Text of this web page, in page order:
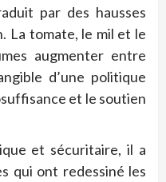
par des hausses
La tomate, le mil et le
augmenter entre
d’une politique
et le soutien
et sécuritaire, il a
qui ont redessiné les